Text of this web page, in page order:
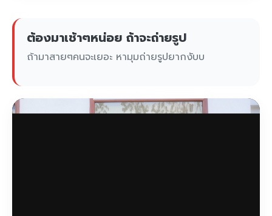
ต้องมาเช้าๆหน่อย ถ้าจะถ่ายรูป
ถ้ามาสายๆคนจะเยอะ หามุมถ่ายรูปยากงับบ